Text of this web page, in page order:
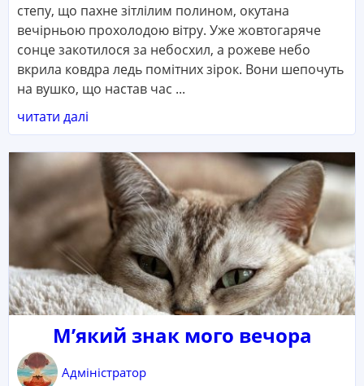
степу, що пахне зітлілим полином, окутана
вечірньою прохолодою вітру. Уже жовтогаряче
сонце закотилося за небосхил, а рожеве небо
вкрила ковдра ледь помітних зірок. Вони шепочуть
на вушко, що настав час ...
читати далі
М’який знак мого вечора
Адміністратор